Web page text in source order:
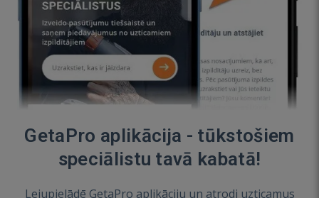
GetaPro aplikācija - tūkstošiem
speciālistu tavā kabatā!
Lejupielādē GetaPro aplikāciju un atrodi uzticamus